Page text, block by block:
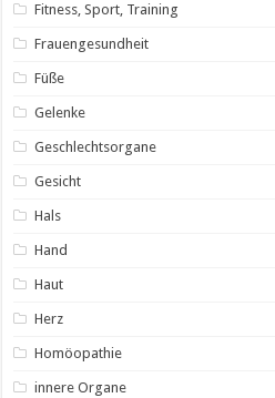
Fitness, Sport, Training
Frauengesundheit
Füße
Gelenke
Geschlechtsorgane
Gesicht
Hals
Hand
Haut
Herz
Homöopathie
innere Organe